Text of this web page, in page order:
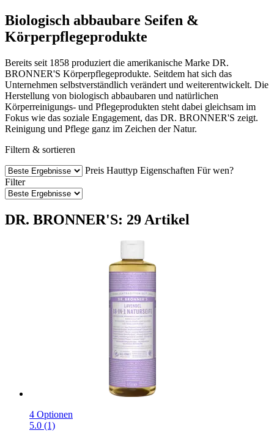
Biologisch abbaubare Seifen &
Körperpflegeprodukte
Bereits seit 1858 produziert die amerikanische Marke DR.
BRONNER'S Körperpflegeprodukte. Seitdem hat sich das
Unternehmen selbstverständlich verändert und weiterentwickelt. Die
Herstellung von biologisch abbaubaren und natürlichen
Körperreinigungs- und Pflegeprodukten steht dabei gleichsam im
Fokus wie das soziale Engagement, das DR. BRONNER'S zeigt.
Reinigung und Pflege ganz im Zeichen der Natur.
Filtern & sortieren
Preis Hauttyp Eigenschaften Für wen?
Filter
DR. BRONNER'S: 29 Artikel
4 Optionen
5.0 (1)